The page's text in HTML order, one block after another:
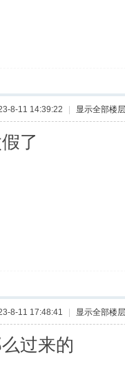
8-11 14:39:22 显示全部楼层
了
8-11 17:48:41 显示全部楼层
过来的